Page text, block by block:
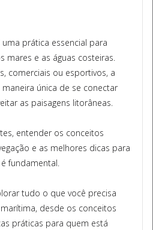
prática essencial para
mares e as águas costeiras.
comerciais ou esportivos, a
única de se conectar
as paisagens litorâneas.
entender os conceitos
e as melhores dicas para
fundamental.
tudo o que você precisa
desde os conceitos
práticas para quem está